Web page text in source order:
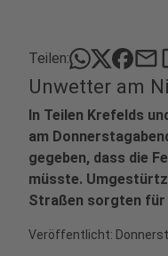
Teilen: mail
Unwetter am
In Teilen Krefelds
am
gegeben, dass die
müsste.
Straßen sorgten für
Veröffentlicht: